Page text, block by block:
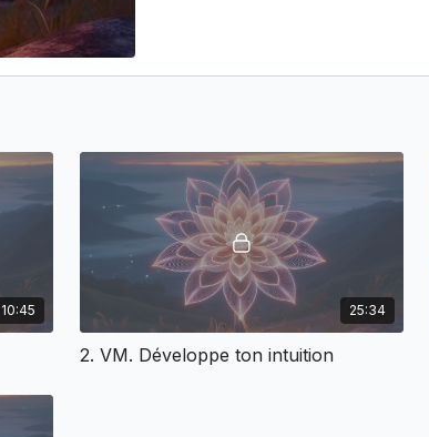
10:45 25:34
2. VM. Développe ton intuition